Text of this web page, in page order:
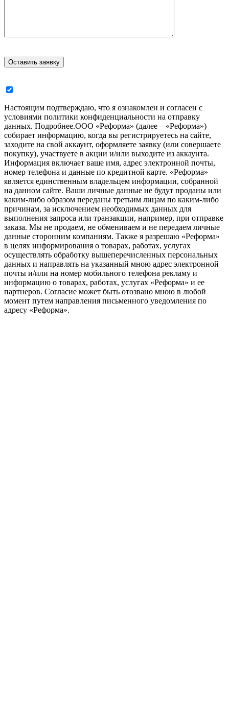
Настоящим подтверждаю, что я ознакомлен и согласен с
условиями политики конфиденциальности на отправку
данных. Подробнее.ООО «Реформа» (далее – «Реформа»)
собирает информацию, когда вы регистрируетесь на сайте,
заходите на свой аккаунт, оформляете заявку (или совершаете
покупку), участвуете в акции и/или выходите из аккаунта.
Информация включает ваше имя, адрес электронной почты,
номер телефона и данные по кредитной карте. «Реформа»
является единственным владельцем информации, собранной
на данном сайте. Ваши личные данные не будут проданы или
каким-либо образом переданы третьим лицам по каким-либо
причинам, за исключением необходимых данных для
выполнения запроса или транзакции, например, при отправке
заказа. Мы не продаем, не обмениваем и не передаем личные
данные сторонним компаниям. Также я разрешаю «Реформа»
в целях информирования о товарах, работах, услугах
осуществлять обработку вышеперечисленных персональных
данных и направлять на указанный мною адрес электронной
почты и/или на номер мобильного телефона рекламу и
информацию о товарах, работах, услугах «Реформа» и ее
партнеров. Согласие может быть отозвано мною в любой
момент путем направления письменного уведомления по
адресу «Реформа».